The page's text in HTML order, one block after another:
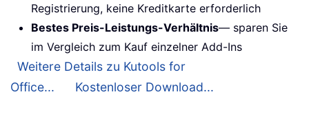
Registrierung, keine Kreditkarte erforderlich
Bestes Preis-Leistungs-Verhältnis— sparen Sie
im Vergleich zum Kauf einzelner Add-Ins
Weitere Details zu Kutools for
Office...
Kostenloser Download...